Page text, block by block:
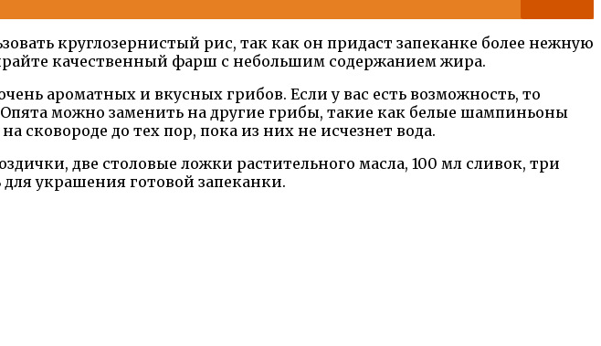
круглозернистый рис, так как он придаст запеканке более нежную
качественный фарш с небольшим содержанием жира.
ароматных и вкусных грибов. Если у вас есть возможность, то
можно заменить на другие грибы, такие как белые шампиньоны
сковороде до тех пор, пока из них не исчезнет вода.
две столовые ложки растительного масла, 100 мл сливок, три
для украшения готовой запеканки.